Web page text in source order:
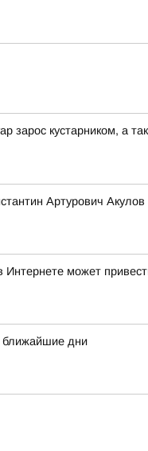
кустарником, а
Артурович Акулов
Интернете может
ближайшие дни